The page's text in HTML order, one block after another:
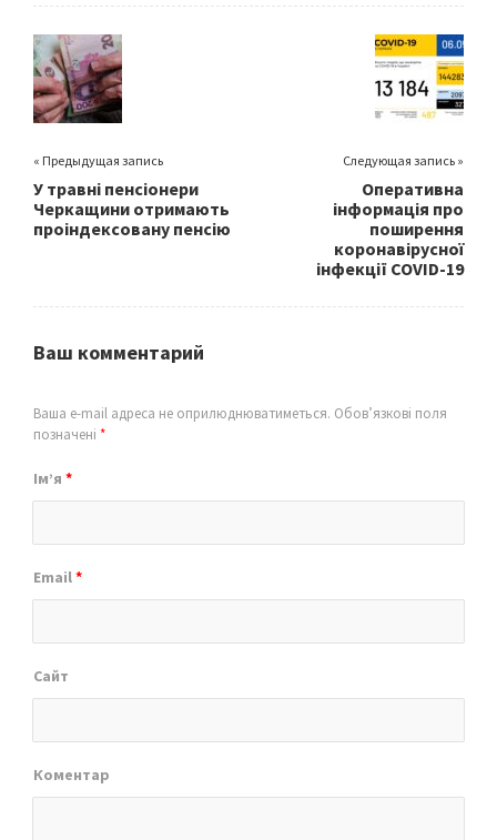
o
o
k
er
« Предыдущая запись
У травні пенсіонери
Черкащини отримають
проіндексовану пенсію
Следующая запись »
Оперативна
інформація про
поширення
коронавірусної
інфекції COVID-19
Ваш комментарий
Ваша e-mail адреса не оприлюднюватиметься. Обов’язкові поля
позначені *
Ім’я *
Email*
Сайт
Коментар